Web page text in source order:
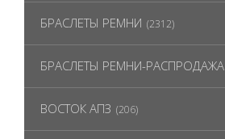
БРАСЛЕТЫ РЕМНИ (2312)
БРАСЛЕТЫ РЕМНИ-РАСПРОДАЖА
ВОСТОК АПЗ (206)